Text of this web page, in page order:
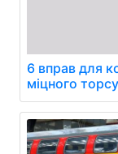
6 вправ для
міцного торсу